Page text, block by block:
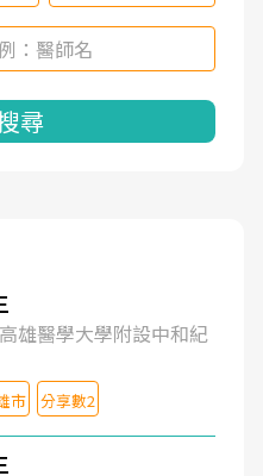
尋
雄醫學大學附設中和紀
市 分享數2